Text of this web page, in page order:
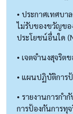
• ประกาศเทศบา
ไม่รับของขวัญขอ
ประโยชน์อื่นใด
• เจตจำนงสุจริต
• แผนปฏิบัติการ
• รายงานการกำ
การป้องกันการทุ